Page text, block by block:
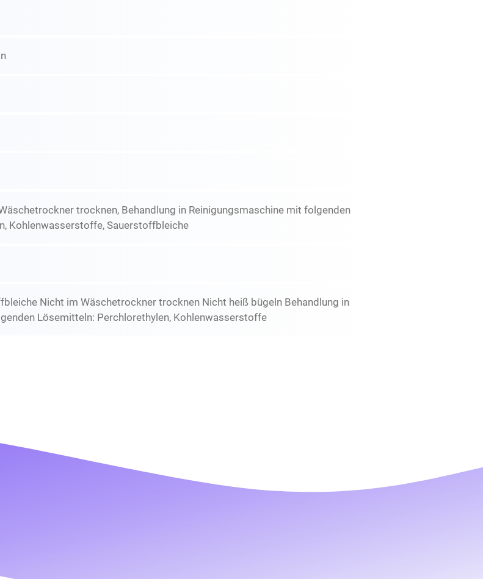
trocknen, Behandlung in Reinigungsmaschine mit folgenden
Kohlenwasserstoffe, Sauerstoffbleiche
Nicht im Wäschetrockner trocknen Nicht heiß bügeln Behandlung in
Lösemitteln: Perchlorethylen, Kohlenwasserstoffe